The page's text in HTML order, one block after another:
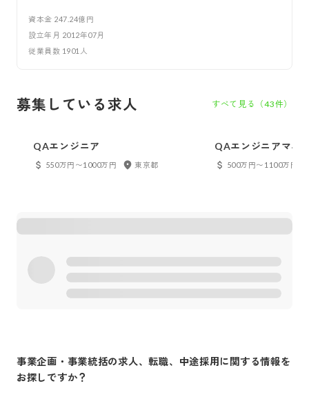
資本金 247.24億円
設立年月 2012年07月
従業員数 1901 人
募集している求人 すべて見る（43件）
QAエンジニア
550万円〜1000万円 東京都
QAエンジニアマネ
500万円〜1100万円
事業企画・事業統括の求人、転職、中途採用に関する情報を
お探しですか？